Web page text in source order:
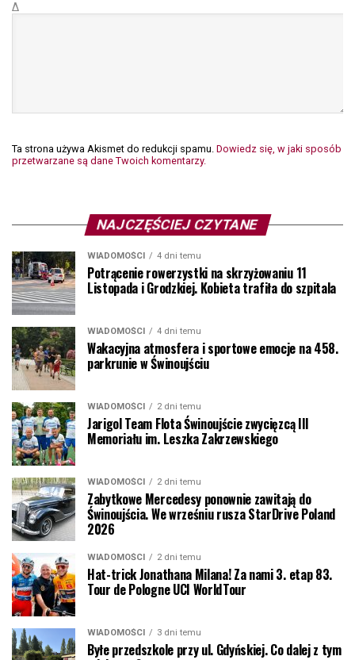
Δ
Ta strona używa Akismet do redukcji spamu. Dowiedz się, w jaki sposób
przetwarzane są dane Twoich komentarzy.
NAJCZĘŚCIEJ CZYTANE
WIADOMOŚCI 4 dni temu
Potrącenie rowerzystki na skrzyżowaniu 11
Listopada i Grodzkiej. Kobieta trafiła do szpitala
WIADOMOŚCI 4 dni temu
Wakacyjna atmosfera i sportowe emocje na 458.
parkrunie w Świnoujściu
WIADOMOŚCI 2 dni temu
Jarigol Team Flota Świnoujście zwycięzcą III
Memoriału im. Leszka Zakrzewskiego
WIADOMOŚCI 2 dni temu
Zabytkowe Mercedesy ponownie zawitają do
Świnoujścia. We wrześniu rusza StarDrive Poland
2026
WIADOMOŚCI 2 dni temu
Hat-trick Jonathana Milana! Za nami 3. etap 83.
Tour de Pologne UCI WorldTour
WIADOMOŚCI 3 dni temu
Byłe przedszkole przy ul. Gdyńskiej. Co dalej z tym